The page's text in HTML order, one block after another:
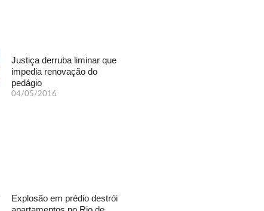
Justiça derruba liminar que
impedia renovação do
pedágio
04/05/2016
Explosão em prédio destrói